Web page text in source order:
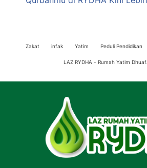
Zakat infak Yatim Peduli Pendidikan
LAZ RYDHA - Rumah Yatim